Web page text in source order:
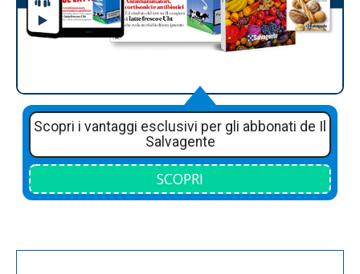
Scopri i vantaggi esclusivi per gli abbonati de Il
Salvagente
SCOPRI